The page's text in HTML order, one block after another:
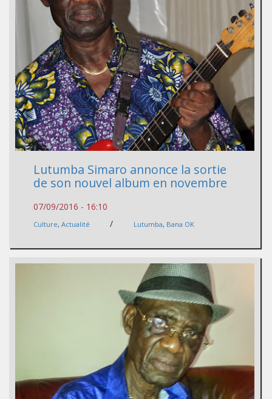
Lutumba Simaro annonce la sortie
de son nouvel album en novembre
07/09/2016 - 16:10
Culture, Actualité / Lutumba, Bana OK